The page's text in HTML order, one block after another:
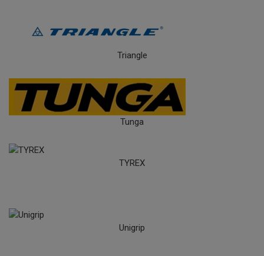
Triangle
Tunga
TYREX
Unigrip